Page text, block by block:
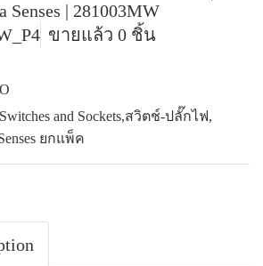
| 281003MW
ขายแล้ว 0 ชิ้น
Switches and Sockets,สวิตช์-ปลั๊กไฟ,
ยกแพ็ค